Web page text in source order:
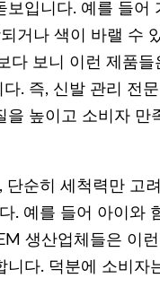
입니다. 예를 들어
거나 색이 바랠 수
다 보니 이런 제품들
. 즉, 신발 관리 전
높이고 소비자 만
순히 세척력만 고
. 예를 들어 아이와
생산업체들은 이
다. 덕분에 소비자